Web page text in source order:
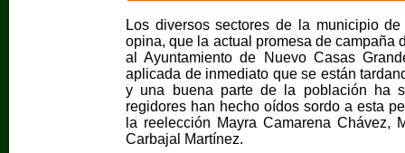
Los diversos sectores de la municipio
opina, que la actual promesa de
al Ayuntamiento de Nuevo Casas
aplicada de inmediato que se están
y una buena parte de la población ha
regidores han hecho oídos sordo a esta
la reelección Mayra Camarena Chávez,
Carbajal Martínez.